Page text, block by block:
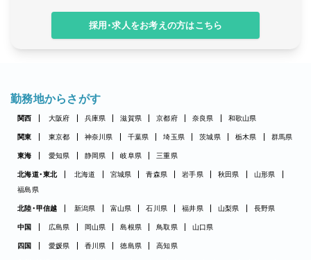
採用・求人をお考えの方はこちら
勤務地からさがす
関西 大阪府 兵庫県 滋賀県 京都府 奈良県 和歌山県
関東 東京都 神奈川県 千葉県 埼玉県 茨城県 栃木県 群馬県
東海 愛知県 静岡県 岐阜県 三重県
北海道・東北 北海道 宮城県 青森県 岩手県 秋田県
山形県
福島県
北陸・甲信越 新潟県 富山県 石川県 福井県 山梨県 長野県
中国 広島県 岡山県 島根県 鳥取県 山口県
四国 愛媛県 香川県 徳島県 高知県